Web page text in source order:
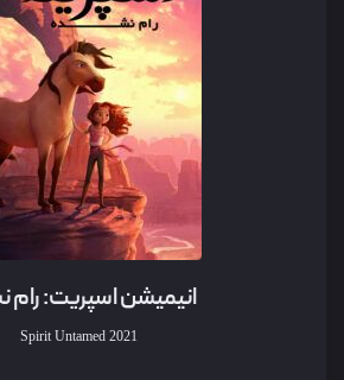
انیمیشن اسپریت: رام
Spirit Untamed 2021